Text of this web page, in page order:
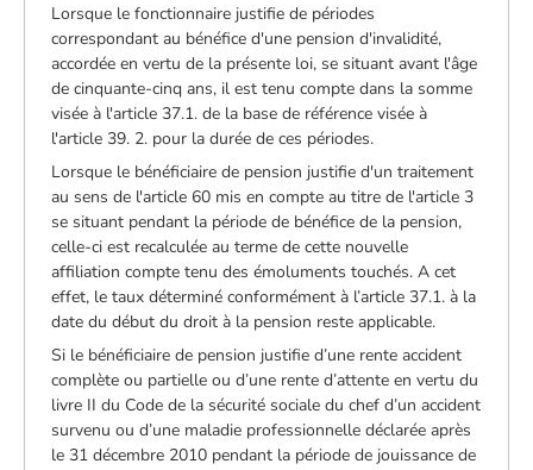
Lorsque le fonctionnaire justifie de périodes
correspondant au bénéfice d'une pension d'invalidité,
accordée en vertu de la présente loi, se situant avant l'âge
de cinquante-cinq ans, il est tenu compte dans la somme
visée à l'article 37.1. de la base de référence visée à
l'article 39. 2. pour la durée de ces périodes.
Lorsque le bénéficiaire de pension justifie d'un traitement
au sens de l'article 60 mis en compte au titre de l'article 3
se situant pendant la période de bénéfice de la pension,
celle-ci est recalculée au terme de cette nouvelle
affiliation compte tenu des émoluments touchés. A cet
effet, le taux déterminé conformément à l’article 37.1. à la
date du début du droit à la pension reste applicable.
Si le bénéficiaire de pension justifie d’une rente accident
complète ou partielle ou d’une rente d’attente en vertu du
livre II du Code de la sécurité sociale du chef d’un accident
survenu ou d’une maladie professionnelle déclarée après
le 31 décembre 2010 pendant la période de jouissance de